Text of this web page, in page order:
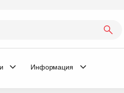
Информация